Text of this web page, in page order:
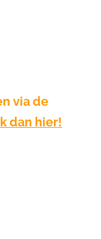
via de
dan hier!
de